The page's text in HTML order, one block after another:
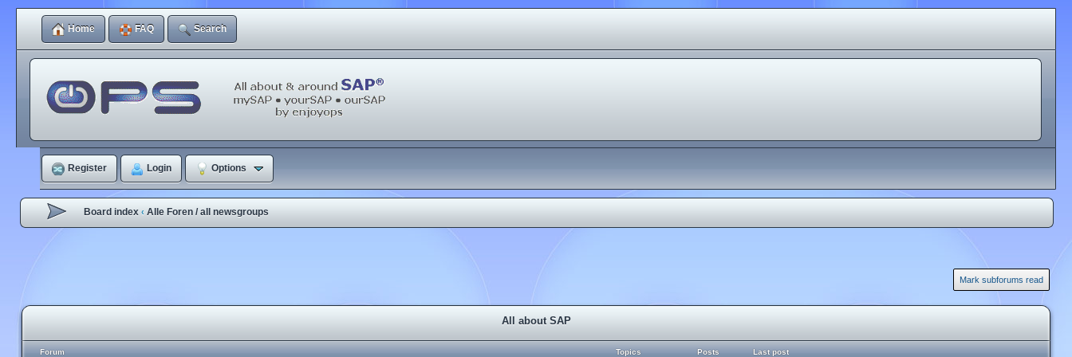
Home FAQ Search
Register Login Options
Board index ‹ Alle Foren / all newsgroups
Mark subforums read
All about SAP
Forum Topics Posts Last post